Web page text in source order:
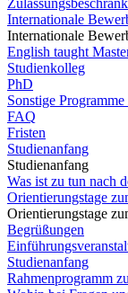
Internationale
Internationale
English taught
Studienkolleg
PhD
Sonstige
FAQ
Fristen
Studienanfang
Studienanfang
Was ist zu tun nach
Orientierungstage
Orientierungstage
Begrüßungen
Studienanfang
Rahmenprogramm